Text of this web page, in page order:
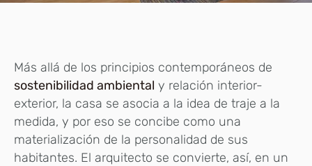
Más allá de los principios contemporáneos de
sostenibilidad ambiental y relación interior-
exterior, la casa se asocia a la idea de traje a la
medida, y por eso se concibe como una
materialización de la personalidad de sus
habitantes. El arquitecto se convierte, así, en un